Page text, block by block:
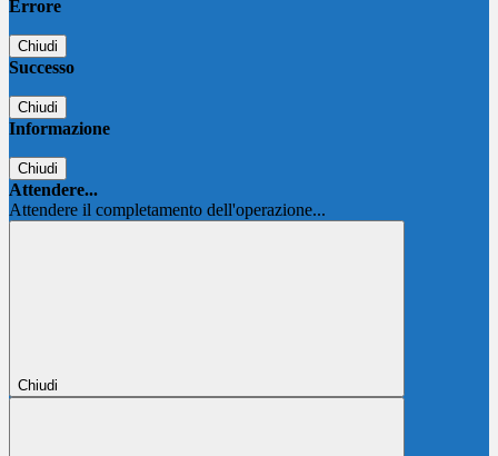
Errore
Chiudi
Successo
Chiudi
Informazione
Chiudi
Attendere...
Attendere il completamento dell'operazione...
Chiudi